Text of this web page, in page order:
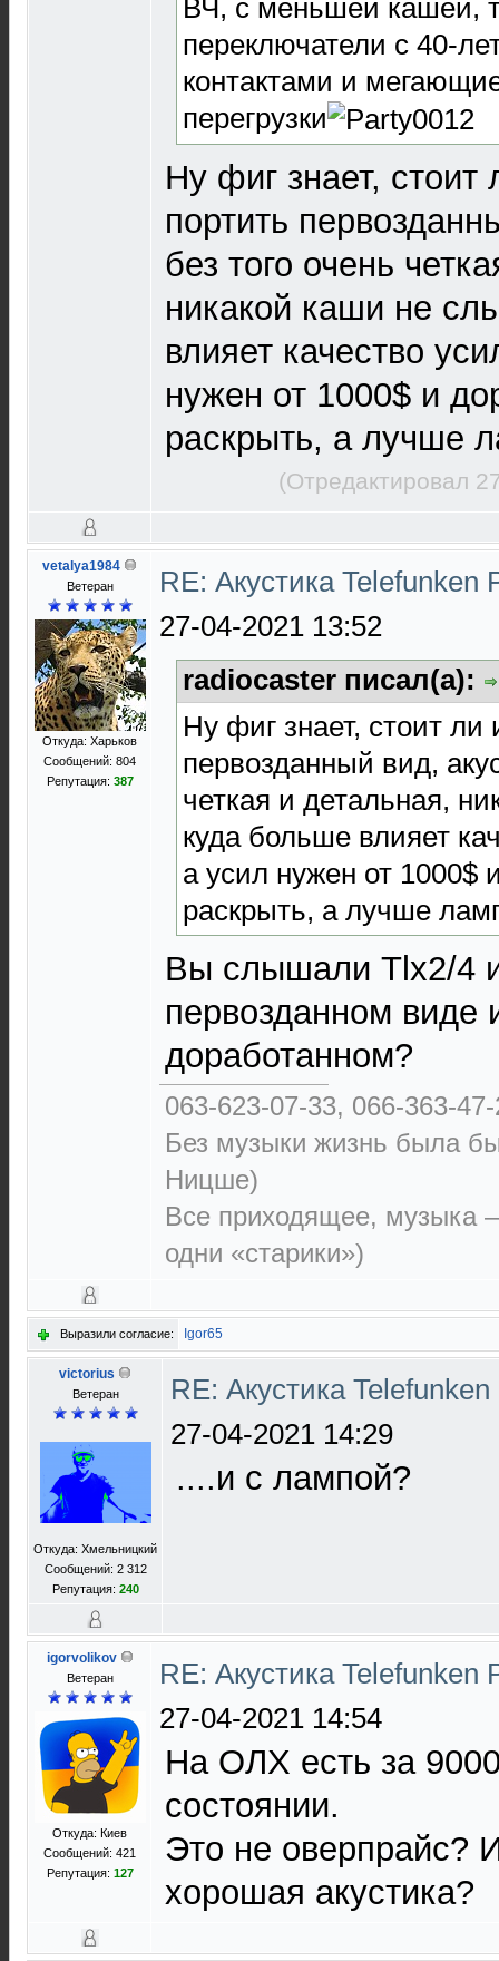
ВЧ, с меньшей кашей,
переключатели с 40-
контактами и
перегрузки
Ну фиг знает, стоит
портить
без того очень
никакой каши не
влияет качество
нужен от 1000$ и
раскрыть, а лучше
(Отредактировал
vetalya1984
Ветеран
Откуда: Харьков
Сообщений: 804
Репутация: 387
RE: Акустика
27-04-2021 13:52
radiocaster писал(а):
Ну фиг знает, стоит ли
первозданный вид,
четкая и детальная,
куда больше влияет
а усил нужен от 1000$
раскрыть, а лучше
Вы слышали Tlx2/4
первозданном виде
доработанном?
063-623-07-33, 066-363-
Без музыки жизнь была
Ницше)
Все приходящее, музыка
одни «старики»)
Выразили согласие: Igor65
victorius
Ветеран
Откуда: Хмельницкий
Сообщений: 2 312
Репутация: 240
RE: Акустика
27-04-2021 14:29
....и с лампой?
igorvolikov
Ветеран
Откуда: Киев
Сообщений: 421
Репутация: 127
RE: Акустика
27-04-2021 14:54
На ОЛХ есть за
состоянии.
Это не оверпрайс?
хорошая акустика?